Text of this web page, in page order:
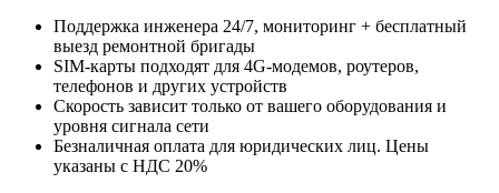
Поддержка инженера 24/7, мониторинг + бесплатный
выезд ремонтной бригады
SIM-карты подходят для 4G-модемов, роутеров,
телефонов и других устройств
Скорость зависит только от вашего оборудования и
уровня сигнала сети
Безналичная оплата для юридических лиц. Цены
указаны с НДС 20%